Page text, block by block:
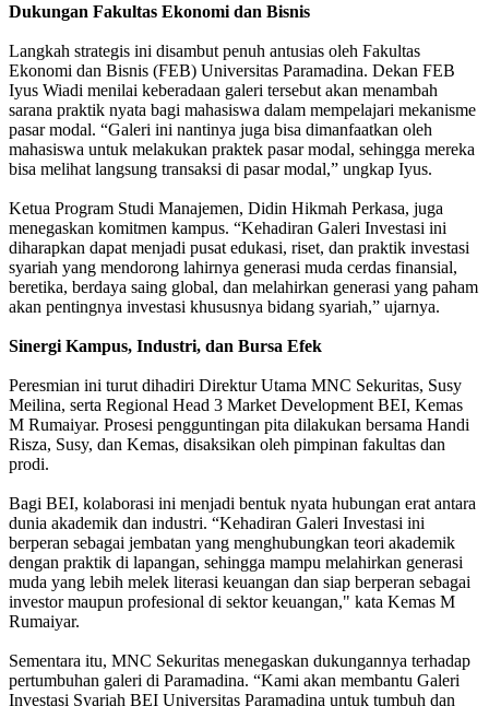
Dukungan Fakultas Ekonomi dan Bisnis
Langkah strategis ini disambut penuh antusias oleh Fakultas
Ekonomi dan Bisnis (FEB) Universitas Paramadina. Dekan FEB
Iyus Wiadi menilai keberadaan galeri tersebut akan menambah
sarana praktik nyata bagi mahasiswa dalam mempelajari mekanisme
pasar modal. “Galeri ini nantinya juga bisa dimanfaatkan oleh
mahasiswa untuk melakukan praktek pasar modal, sehingga mereka
bisa melihat langsung transaksi di pasar modal,” ungkap Iyus.
Ketua Program Studi Manajemen, Didin Hikmah Perkasa, juga
menegaskan komitmen kampus. “Kehadiran Galeri Investasi ini
diharapkan dapat menjadi pusat edukasi, riset, dan praktik investasi
syariah yang mendorong lahirnya generasi muda cerdas finansial,
beretika, berdaya saing global, dan melahirkan generasi yang paham
akan pentingnya investasi khususnya bidang syariah,” ujarnya.
Sinergi Kampus, Industri, dan Bursa Efek
Peresmian ini turut dihadiri Direktur Utama MNC Sekuritas, Susy
Meilina, serta Regional Head 3 Market Development BEI, Kemas
M Rumaiyar. Prosesi pengguntingan pita dilakukan bersama Handi
Risza, Susy, dan Kemas, disaksikan oleh pimpinan fakultas dan
prodi.
Bagi BEI, kolaborasi ini menjadi bentuk nyata hubungan erat antara
dunia akademik dan industri. “Kehadiran Galeri Investasi ini
berperan sebagai jembatan yang menghubungkan teori akademik
dengan praktik di lapangan, sehingga mampu melahirkan generasi
muda yang lebih melek literasi keuangan dan siap berperan sebagai
investor maupun profesional di sektor keuangan," kata Kemas M
Rumaiyar.
Sementara itu, MNC Sekuritas menegaskan dukungannya terhadap
pertumbuhan galeri di Paramadina. “Kami akan membantu Galeri
Investasi Syariah BEI Universitas Paramadina untuk tumbuh dan